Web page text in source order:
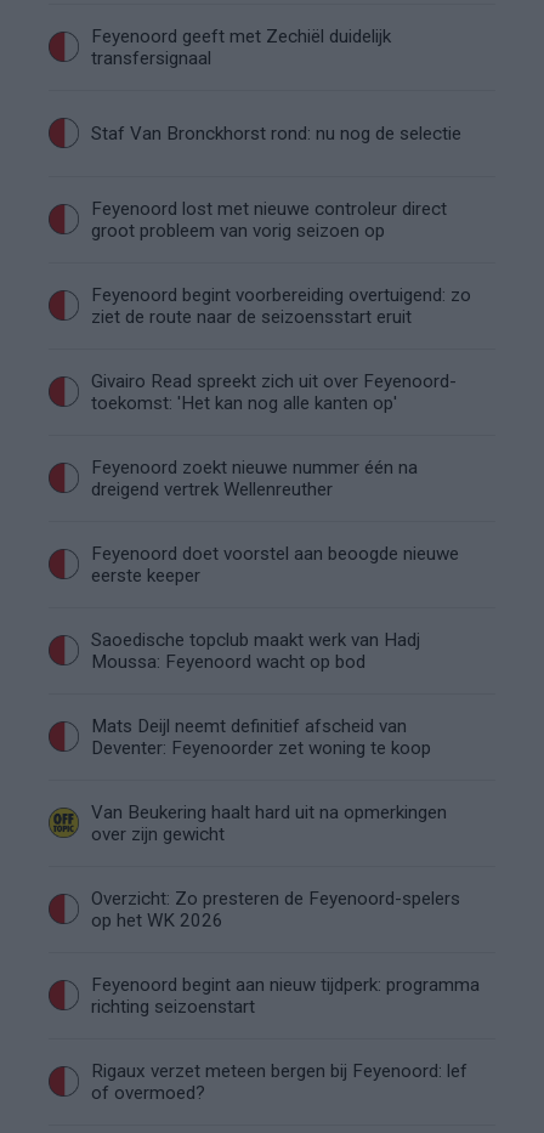
Feyenoord geeft met Zechiël duidelijk
transfersignaal
Staf Van Bronckhorst rond: nu nog de selectie
Feyenoord lost met nieuwe controleur direct
groot probleem van vorig seizoen op
Feyenoord begint voorbereiding overtuigend: zo
ziet de route naar de seizoensstart eruit
Givairo Read spreekt zich uit over Feyenoord-
toekomst: 'Het kan nog alle kanten op'
Feyenoord zoekt nieuwe nummer één na
dreigend vertrek Wellenreuther
Feyenoord doet voorstel aan beoogde nieuwe
eerste keeper
Saoedische topclub maakt werk van Hadj
Moussa: Feyenoord wacht op bod
Mats Deijl neemt definitief afscheid van
Deventer: Feyenoorder zet woning te koop
Van Beukering haalt hard uit na opmerkingen
over zijn gewicht
Overzicht: Zo presteren de Feyenoord-spelers
op het WK 2026
Feyenoord begint aan nieuw tijdperk: programma
richting seizoenstart
Rigaux verzet meteen bergen bij Feyenoord: lef
of overmoed?